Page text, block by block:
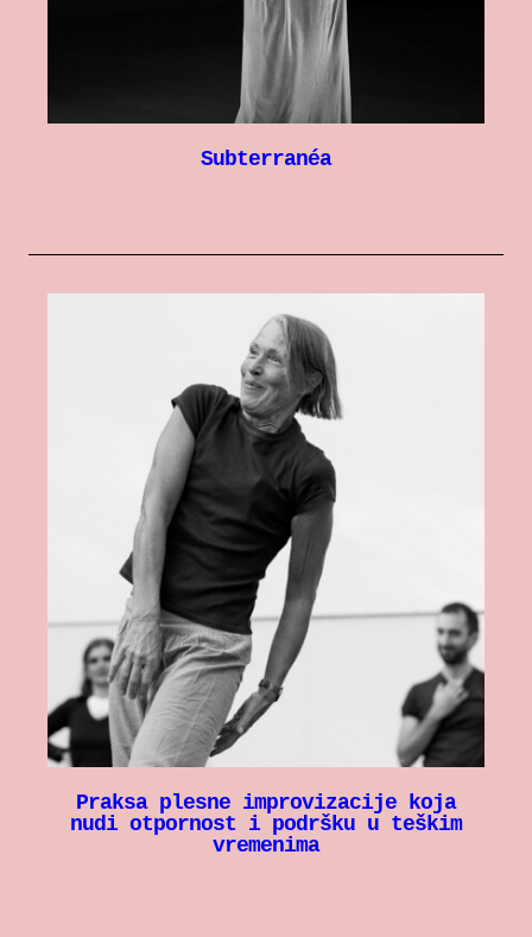
Subterranéa
Praksa plesne improvizacije koja
nudi otpornost i podršku u teškim
vremenima